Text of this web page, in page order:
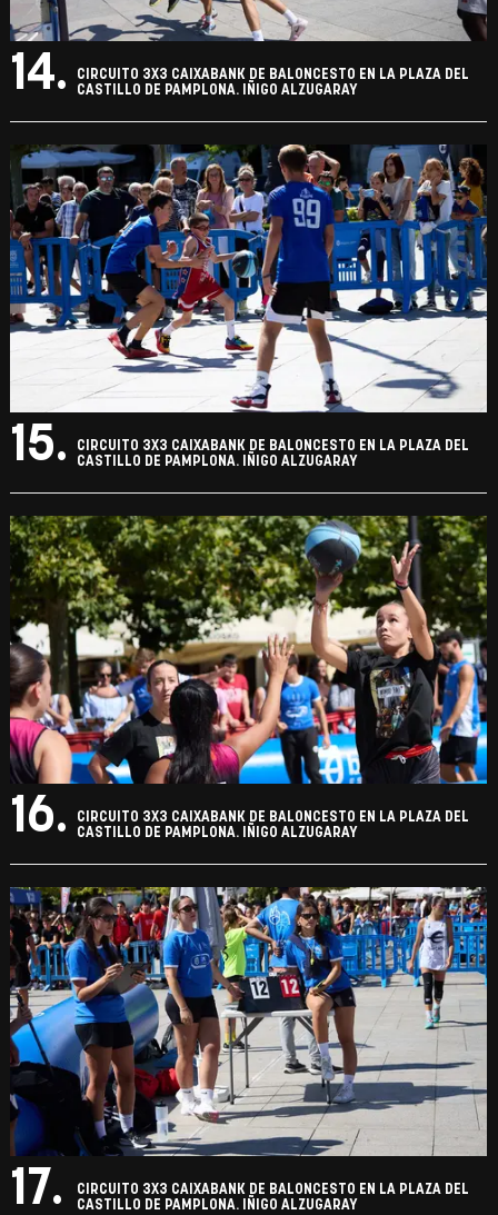
14.
CIRCUITO 3X3 CAIXABANK DE BALONCESTO EN LA PLAZA DEL
CASTILLO DE PAMPLONA. IÑIGO ALZUGARAY
15.
CIRCUITO 3X3 CAIXABANK DE BALONCESTO EN LA PLAZA DEL
CASTILLO DE PAMPLONA. IÑIGO ALZUGARAY
16.
CIRCUITO 3X3 CAIXABANK DE BALONCESTO EN LA PLAZA DEL
CASTILLO DE PAMPLONA. IÑIGO ALZUGARAY
17.
CIRCUITO 3X3 CAIXABANK DE BALONCESTO EN LA PLAZA DEL
CASTILLO DE PAMPLONA. IÑIGO ALZUGARAY